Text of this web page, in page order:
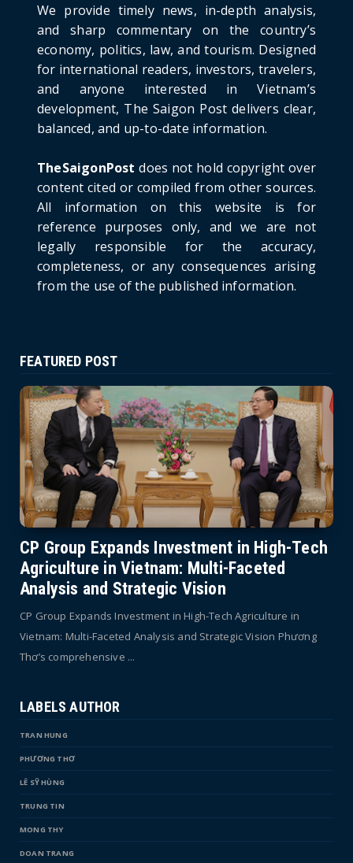
HOTNEWS
Detailed Analysis of the Cooling-off Period
Law in Timeshare...
June 21, 2026
HOTNEWS
Prime Minister Lê Minh Hưng’s Visit to
Russia: A New Step Fo...
HOTNEWS
Politburo: Strictly Handle Acts of Using
Pirated Software, C...
June 21, 2026
We provide timely news, in-depth analysis,
and sharp commentary on the country’s
economy, politics, law, and tourism. Designed
for international readers, investors, travelers,
and anyone interested in Vietnam’s
development, The Saigon Post delivers clear,
balanced, and up-to-date information.
TheSaigonPost does not hold copyright over
content cited or compiled from other sources.
All information on this website is for
reference purposes only, and we are not
legally responsible for the accuracy,
completeness, or any consequences arising
from the use of the published information.
FEATURED POST
CP Group Expands Investment in High-Tech
Agriculture in Vietnam: Multi-Faceted
Analysis and Strategic Vision
CP Group Expands Investment in High-Tech Agriculture in
Vietnam: Multi-Faceted Analysis and Strategic Vision Phương
Thơ’s comprehensive ...
LABELS AUTHOR
TRAN HUNG
PHƯƠNG THƠ
LÊ SỸ HÙNG
TRUNG TIN
MONG THY
DOAN TRANG